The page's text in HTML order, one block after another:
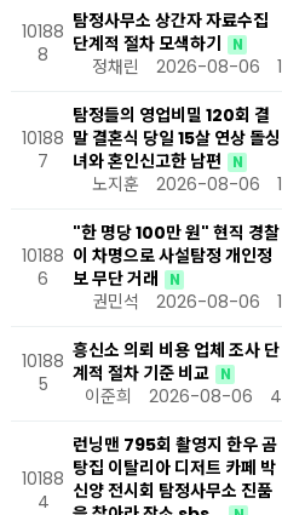
10188
8
탐정사무소 상간자 자료수집
단계적 절차 모색하기
N
정채린 2026-08-06 1
10188
7
탐정들의 영업비밀 120회 결
말 결혼식 당일 15살 연상 돌싱
녀와 혼인신고한 남편
N
노지훈 2026-08-06 1
10188
6
"한 명당 100만 원" 현직 경찰
이 차명으로 사설탐정 개인정
보 무단 거래
N
권민석 2026-08-06 1
10188
5
흥신소 의뢰 비용 업체 조사 단
계적 절차 기준 비교
N
이준희 2026-08-06 4
10188
4
런닝맨 795회 촬영지 한우 곰
탕집 이탈리아 디저트 카페 박
신양 전시회 탐정사무소 진품